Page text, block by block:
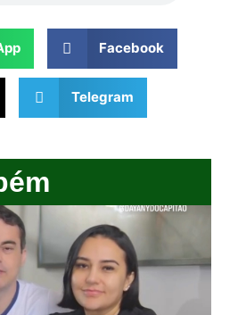
Facebook
Telegram